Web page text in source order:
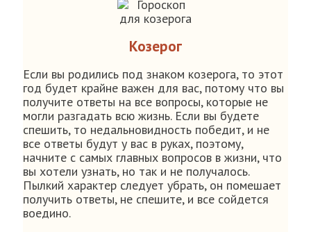
Козерог
Если вы родились под знаком козерога, то этот
год будет крайне важен для вас, потому что вы
получите ответы на все вопросы, которые не
могли разгадать всю жизнь. Если вы будете
спешить, то недальновидность победит, и не
все ответы будут у вас в руках, поэтому,
начните с самых главных вопросов в жизни, что
вы хотели узнать, но так и не получалось.
Пылкий характер следует убрать, он помешает
получить ответы, не спешите, и все сойдется
воедино.